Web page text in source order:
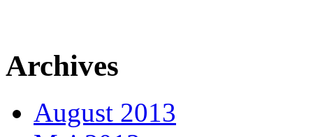
Archives
August 2013